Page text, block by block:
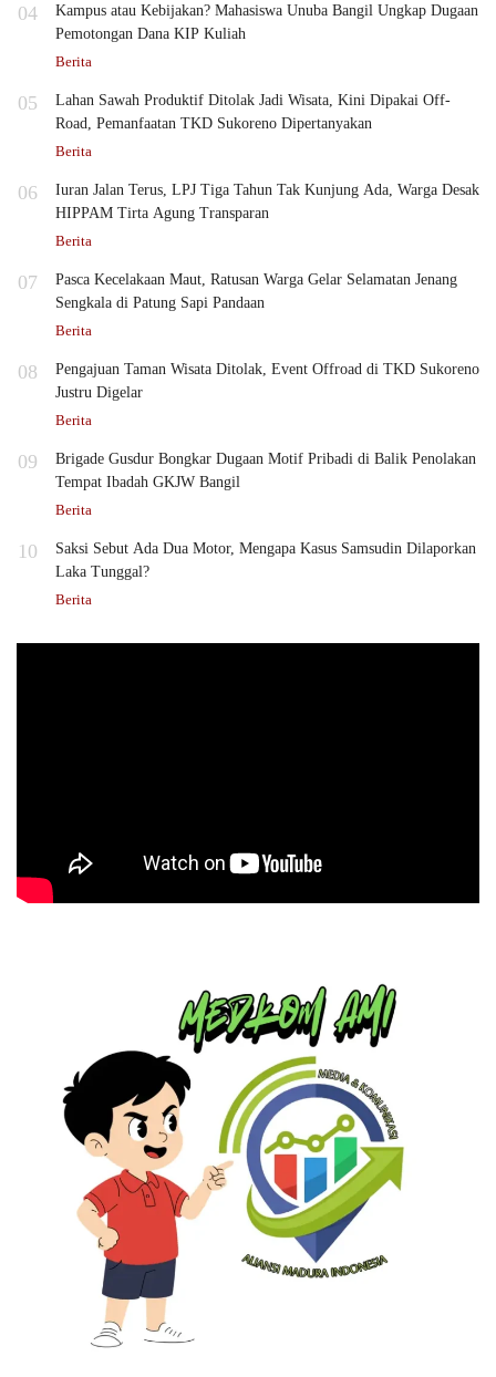
04
Kampus atau Kebijakan? Mahasiswa Unuba Bangil Ungkap Dugaan
Pemotongan Dana KIP Kuliah
Berita
05
Lahan Sawah Produktif Ditolak Jadi Wisata, Kini Dipakai Off-
Road, Pemanfaatan TKD Sukoreno Dipertanyakan
Berita
06
Iuran Jalan Terus, LPJ Tiga Tahun Tak Kunjung Ada, Warga Desak
HIPPAM Tirta Agung Transparan
Berita
07
Pasca Kecelakaan Maut, Ratusan Warga Gelar Selamatan Jenang
Sengkala di Patung Sapi Pandaan
Berita
08
Pengajuan Taman Wisata Ditolak, Event Offroad di TKD Sukoreno
Justru Digelar
Berita
09
Brigade Gusdur Bongkar Dugaan Motif Pribadi di Balik Penolakan
Tempat Ibadah GKJW Bangil
Berita
10
Saksi Sebut Ada Dua Motor, Mengapa Kasus Samsudin Dilaporkan
Laka Tunggal?
Berita